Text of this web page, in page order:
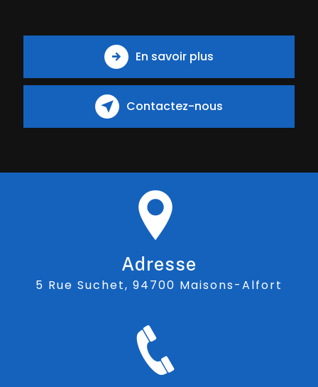
En savoir plus
Contactez-nous
Adresse
5 Rue Suchet, 94700 Maisons-Alfort